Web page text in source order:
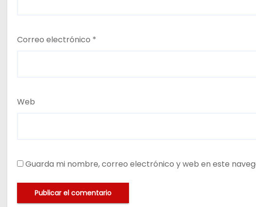
Correo electrónico *
Web
Guarda mi nombre, correo electrónico y web en este